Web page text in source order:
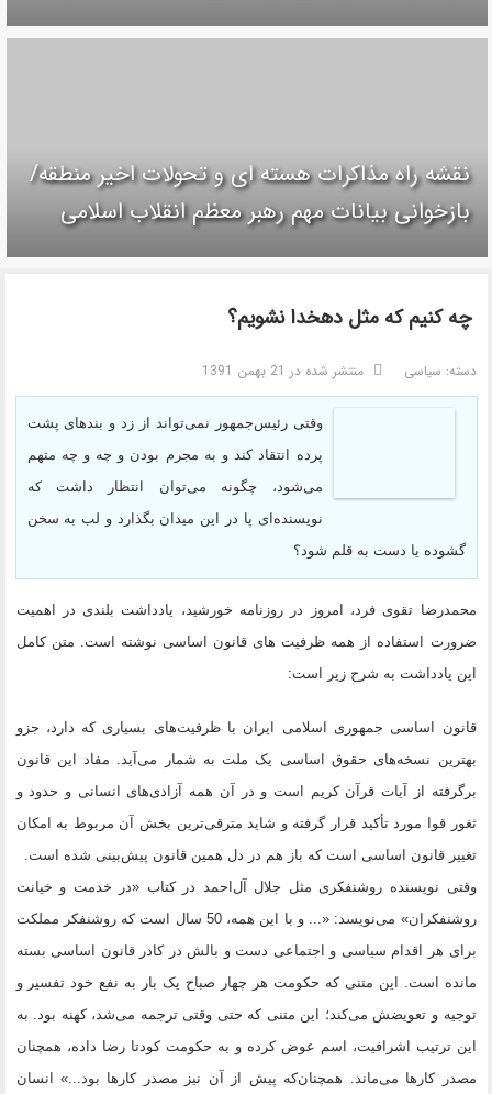
نقشه راه مذاکرات هسته ای و تحولات اخیر منطقه/
بازخوانی بیانات مهم رهبر معظم انقلاب اسلامی
چه کنیم که مثل دهخدا نشویم؟
دسته: سیاسی منتشر شده در 21 بهمن 1391
وقتی رئیس‌جمهور نمی‌تواند از زد و بندهای پشت
پرده انتقاد کند و به مجرم بودن و چه و چه متهم
می‌شود، چگونه می‌توان انتظار داشت که
نویسنده‌ای پا در این میدان بگذارد و لب به سخن
گشوده یا دست به قلم شود؟
محمدرضا تقوی فرد، امروز در روزنامه خورشید، یادداشت بلندی در اهمیت
ضرورت استفاده از همه ظرفیت های قانون اساسی نوشته است. متن کامل
این یادداشت به شرح زیر است:
قانون اساسی جمهوری اسلامی ایران با ظرفیت‌های بسیاری که دارد، جزو
بهترین نسخه‌های حقوق اساسی یک ملت به شمار می‌آید. مفاد این قانون
برگرفته از آیات قرآن کریم است و در آن همه آزادی‌های انسانی و حدود و
ثغور قوا مورد تأکید قرار گرفته و شاید مترقی‌ترین بخش آن مربوط به امکان
تغییر قانون اساسی است که باز هم در دل همین قانون پیش‌بینی شده است.
وقتی نویسنده روشنفکری مثل جلال آل‌احمد در کتاب «در خدمت و خیانت
روشنفکران» می‌نویسد: «... و با این همه، 50 سال است که روشنفکر مملکت
برای هر اقدام سیاسی و اجتماعی دست و بالش در کادر قانون اساسی بسته
مانده است. این متنی که حکومت هر چهار صباح یک بار به نفع خود تفسیر و
توجیه و تعویضش می‌کند؛ این متنی که حتی وقتی ترجمه می‌شد، کهنه بود. به
این ترتیب اشرافیت، اسم عوض کرده و به حکومت کودتا رضا داده، همچنان
مصدر کارها می‌ماند. همچنان‌که پیش از آن نیز مصدر کارها بود...» انسان